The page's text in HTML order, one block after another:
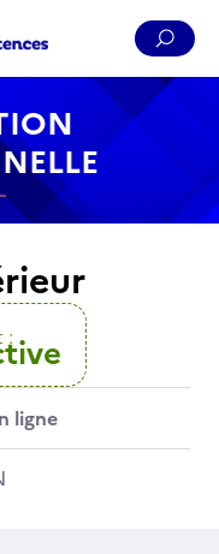
Pied de page
:
ligne